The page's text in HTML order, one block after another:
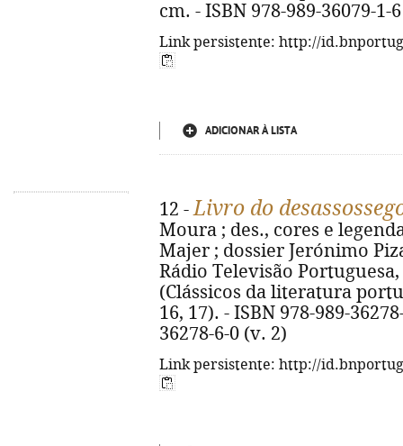
cm. - ISBN 978-989-36079-1-6
Link persistente: http://
ADICIONAR À LISTA
12 -Livro do
Moura ; des., cores e
Majer ; dossier Jerónimo
Rádio Televisão
(Clássicos da literatura
16, 17). - ISBN 978-989-
36278-6-0 (v. 2)
Link persistente: http://